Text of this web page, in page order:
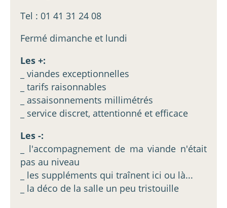
Tel : 01 41 31 24 08
Fermé dimanche et lundi
Les +:
_ viandes exceptionnelles
_ tarifs raisonnables
_ assaisonnements millimétrés
_ service discret, attentionné et efficace
Les -:
_ l'accompagnement de ma viande n'était
pas au niveau
_ les suppléments qui traînent ici ou là...
_ la déco de la salle un peu tristouille